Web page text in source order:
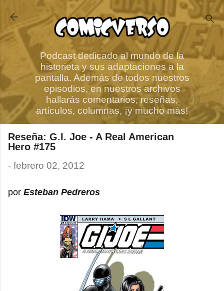
Ir al contenido principal
Podcast dedicado al mundo de la
historieta y sus adaptaciones a la
pantalla. Además de todos nuestros
episodios, en nuestros archivos
hallarás comentarios, reseñas,
artículos, columnas, ¡y mucho más!
Reseña: G.I. Joe - A Real American
Hero #175
- febrero 02, 2012
por Esteban Pedreros